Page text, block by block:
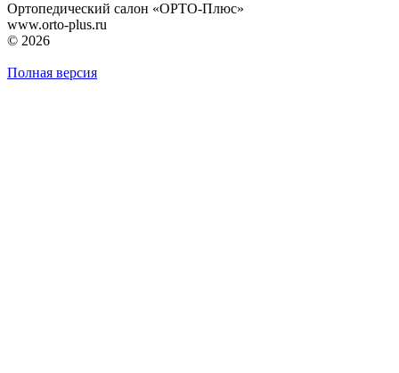
Ортопедический салон «ОРТО-Плюс»
www.orto-plus.ru
© 2026
Полная версия